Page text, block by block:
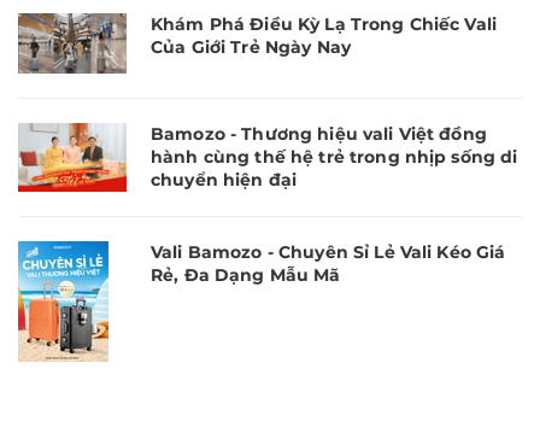
Khám Phá Điều Kỳ Lạ Trong Chiếc Vali
Của Giới Trẻ Ngày Nay
Bamozo - Thương hiệu vali Việt đồng
hành cùng thế hệ trẻ trong nhịp sống di
chuyển hiện đại
Vali Bamozo - Chuyên Sỉ Lẻ Vali Kéo Giá
Rẻ, Đa Dạng Mẫu Mã